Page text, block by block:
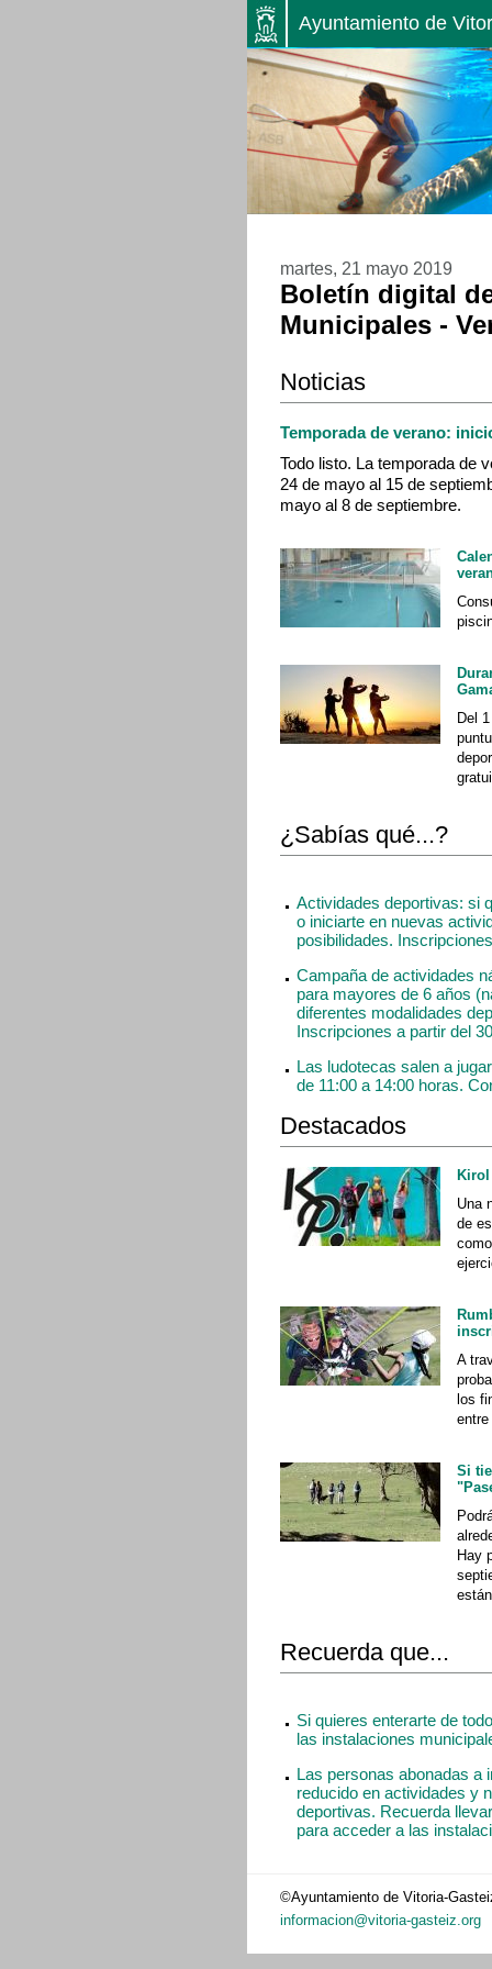
Ayuntamiento de
martes, 21 mayo 2019
Boletín digital
Municipales -
Noticias
Temporada de verano:
Todo listo. La temporada de
24 de mayo al 15 de
mayo al 8 de septiembre.
Del
¿Sabías qué...?
Actividades deportivas: si
o iniciarte en nuevas
posibilidades.
Campaña de actividades
para mayores de 6 años
diferentes modalidades
Inscripciones a partir del
Las ludotecas salen a
de 11:00 a 14:00 horas.
Destacados
Una
de
A
los
Si
Hay
Recuerda que...
Si quieres enterarte de
las instalaciones
Las personas abonadas a
reducido en actividades y
deportivas. Recuerda
para acceder a las
©Ayuntamiento de Vitoria-
informacion@vitoria-gasteiz.org